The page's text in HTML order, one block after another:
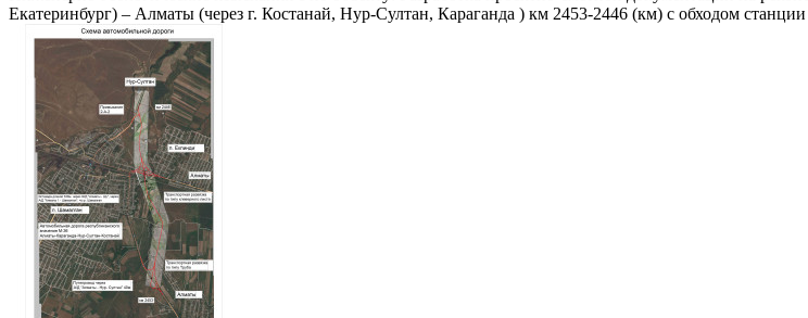
Екатеринбург) – Алматы (через г. Костанай, Нур-Султан, Караганда ) км 2453-2446 (км) с обходом